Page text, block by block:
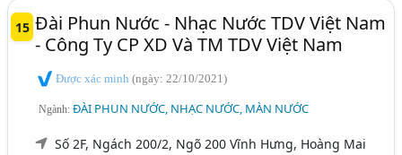
15 Đài Phun Nước - Nhạc Nước TDV Việt Nam
- Công Ty CP XD Và TM TDV Việt Nam
Được xác minh(ngày: 22/10/2021)
Ngành:ĐÀI PHUN NƯỚC, NHẠC NƯỚC, MÀN NƯỚC
Số 2F, Ngách 200/2, Ngõ 200 Vĩnh Hưng, Hoàng Mai